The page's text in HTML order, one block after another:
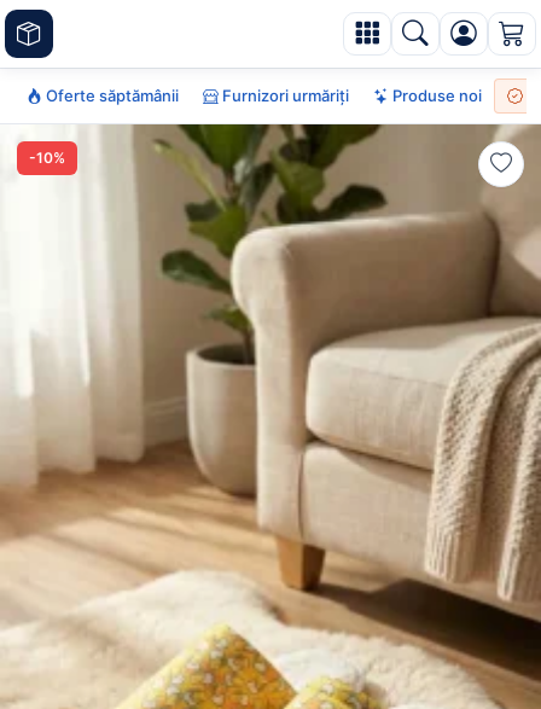
Oferte săptămânii Furnizori urmăriți Produse noi
-10%